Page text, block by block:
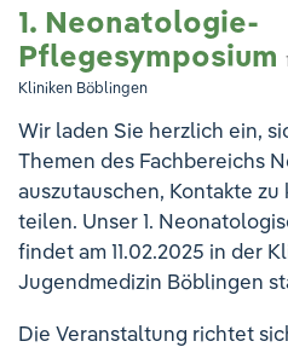
Ihr Aufenthalt
Pflege & Beratung
Ausbildung & Studium
Jobs & Karriere
Der Klinikverbund Südwest
1. Neonatologie-
Pflegesymposium
Kliniken Böblingen
Wir laden Sie herzlich ein,
Themen des Fachbereichs
auszutauschen, Kontakte
teilen. Unser 1.
findet am 11.02.2025 in der
Jugendmedizin Böblingen
Die Veranstaltung richtet